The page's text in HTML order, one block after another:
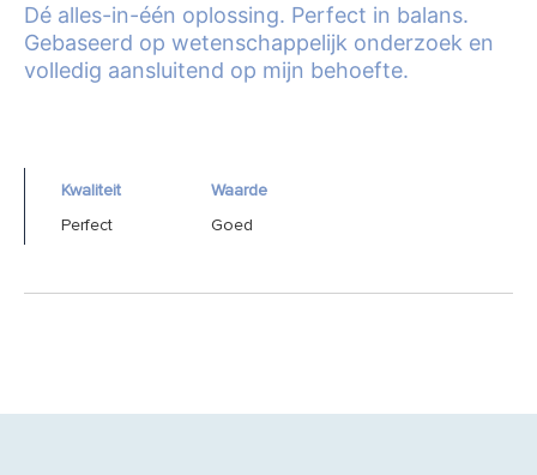
Dé alles-in-één oplossing. Perfect in balans.
Gebaseerd op wetenschappelijk onderzoek en
volledig aansluitend op mijn behoefte.
Kwaliteit
Perfect
Waarde
Goed